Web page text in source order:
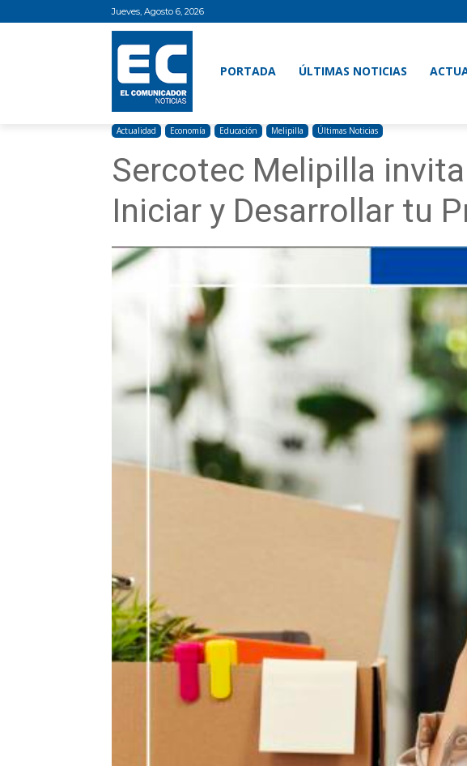
Jueves, Agosto 6, 2026
PORTADA ÚLTIMAS NOTICIAS
Actualidad Economía Educación Melipilla Últimas Noticias
Sercotec Melipilla
Iniciar y Desarrollar tu